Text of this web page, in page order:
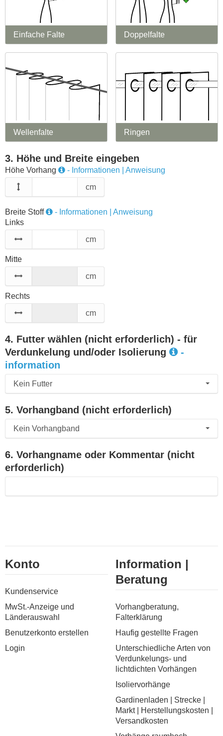
Einfache Falte Doppelfalte
Wellenfalte Ringen
3. Höhe und Breite eingeben
Höhe Vorhang
- Informationen | Anweisung
cm
Breite Stoff
- Informationen | Anweisung
Links
cm
Mitte
cm
Rechts
cm
4. Futter wählen (nicht erforderlich) - für
Verdunkelung und/oder Isolierung
-
information
Kein Futter
5. Vorhangband (nicht erforderlich)
Kein Vorhangband
6. Vorhangname oder Kommentar (nicht
erforderlich)
Konto
Kundenservice
MwSt.-Anzeige und
Länderauswahl
Benutzerkonto erstellen
Login
Information |
Beratung
Vorhangberatung,
Falterklärung
Haufig gestellte Fragen
Unterschiedliche Arten von
Verdunkelungs- und
lichtdichten Vorhängen
Isoliervorhänge
Gardinenladen | Strecke |
Markt | Herstellungskosten |
Versandkosten